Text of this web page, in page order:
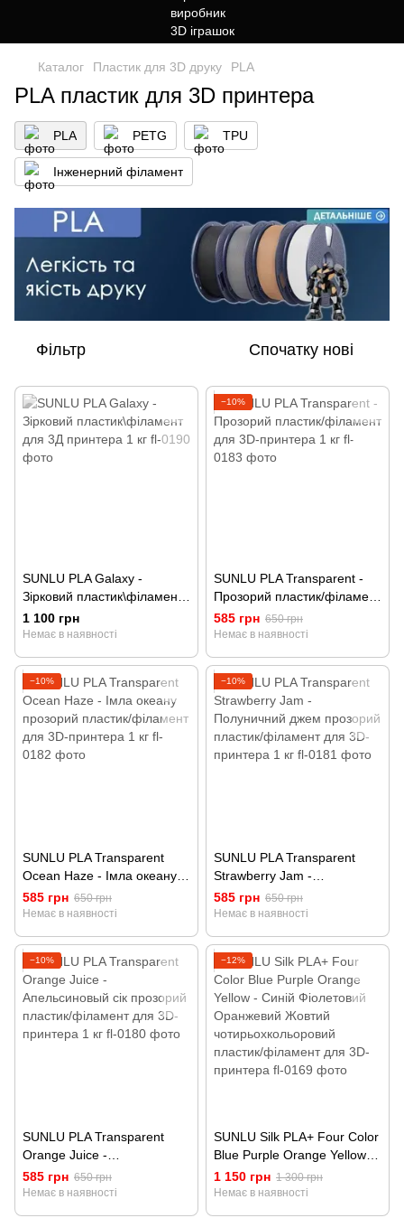
Каталог Пластик для 3D друку PLA
PLA пластик для 3D принтера
PLA PETG TPU
Інженерний філамент
Фільтр Спочатку нові
SUNLU PLA Galaxy -
Зірковий пластик\філамент
для 3Д принтера 1 кг
1 100 грн
Немає в наявності
−10%
SUNLU PLA Transparent -
Прозорий пластик/філамент
для 3D-принтера 1 кг
585 грн 650 грн
Немає в наявності
−10%
SUNLU PLA Transparent
Ocean Haze - Імла океану
прозорий пластик/філамент
для 3D-принтера 1 кг
585 грн 650 грн
Немає в наявності
−10%
SUNLU PLA Transparent
Strawberry Jam -
Полуничний джем прозорий
пластик/філамент для 3D-
585 грн 650 грн
Немає в наявності
−10%
SUNLU PLA Transparent
Orange Juice -
Апельсиновый сік прозорий
пластик/філамент для 3D-
585 грн 650 грн
Немає в наявності
−12%
SUNLU Silk PLA+ Four Color
Blue Purple Orange Yellow -
Синій Фіолетовий
Оранжевий Жовтий
1 150 грн 1 300 грн
Немає в наявності